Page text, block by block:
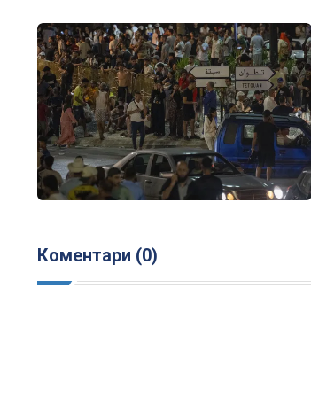
Коментари (0)